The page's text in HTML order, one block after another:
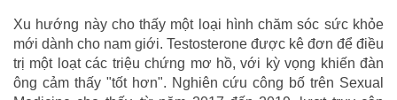
Xu hướng này cho thấy một loại hình chăm sóc sức khỏe
mới dành cho nam giới. Testosterone được kê đơn để điều
trị một loạt các triệu chứng mơ hồ, với kỳ vọng khiến đàn
ông cảm thấy "tốt hơn". Nghiên cứu công bố trên Sexual